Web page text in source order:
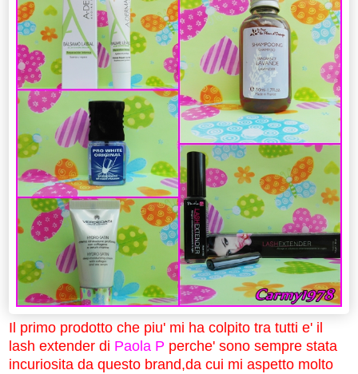
Il primo prodotto che piu' mi ha colpito tra tutti e' il
lash extender di Paola P perche' sono sempre stata
incuriosita da questo brand,da cui mi aspetto molto